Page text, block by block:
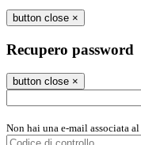
button close ×
Recupero password
button close ×
Non hai una e-mail associata